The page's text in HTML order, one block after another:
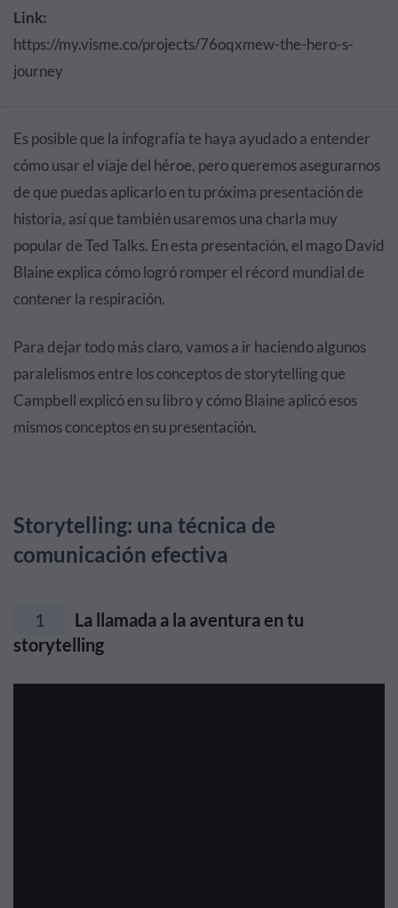
Link:
https://my.visme.co/projects/76oqxmew-the-hero-s-
journey
Es posible que la infografía te haya ayudado a entender
cómo usar el viaje del héroe, pero queremos asegurarnos
de que puedas aplicarlo en tu próxima presentación de
historia, así que también usaremos una charla muy
popular de Ted Talks. En esta presentación, el mago David
Blaine explica cómo logró romper el récord mundial de
contener la respiración.
Para dejar todo más claro, vamos a ir haciendo algunos
paralelismos entre los conceptos de storytelling que
Campbell explicó en su libro y cómo Blaine aplicó esos
mismos conceptos en su presentación.
Storytelling: una técnica de
comunicación efectiva
1
La llamada a la aventura en tu
storytelling